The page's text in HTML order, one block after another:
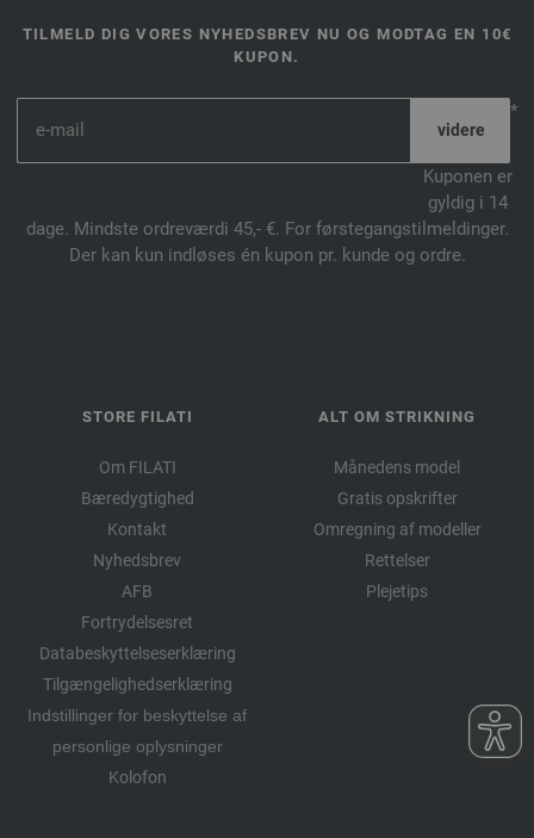
TILMELD DIG VORES NYHEDSBREV NU OG MODTAG EN 10€
KUPON.
*
Kuponen er
gyldig i 14
dage. Mindste ordreværdi 45,- €. For førstegangstilmeldinger.
Der kan kun indløses én kupon pr. kunde og ordre.
STORE FILATI
Om FILATI
Bæredygtighed
Kontakt
Nyhedsbrev
AFB
Fortrydelsesret
Databeskyttelseserklæring
Tilgængelighedserklæring
Indstillinger for beskyttelse af
personlige oplysninger
Kolofon
ALT OM STRIKNING
Månedens model
Gratis opskrifter
Omregning af modeller
Rettelser
Plejetips